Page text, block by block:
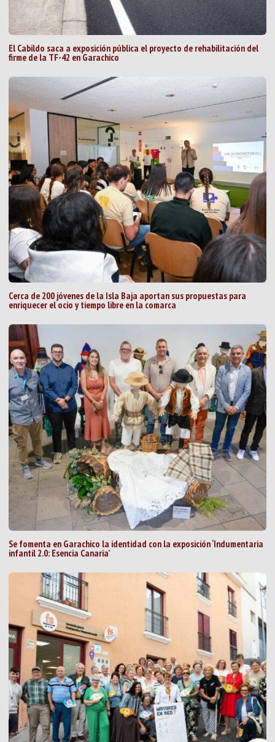
El Cabildo saca a exposición pública el proyecto de rehabilitación del
firme de la TF-42 en Garachico
Cerca de 200 jóvenes de la Isla Baja aportan sus propuestas para
enriquecer el ocio y tiempo libre en la comarca
Se fomenta en Garachico la identidad con la exposición ‘Indumentaria
infantil 2.0: Esencia Canaria’